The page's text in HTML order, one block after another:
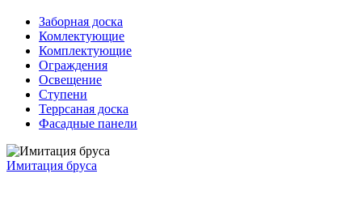
Заборная доска
Комлектующие
Комплектующие
Ограждения
Освещение
Ступени
Террсаная доска
Фасадные панели
Имитация бруса